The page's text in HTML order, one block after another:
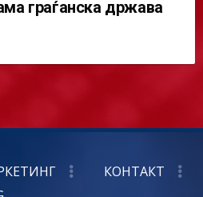
граѓанска држава
КОНТАКТ